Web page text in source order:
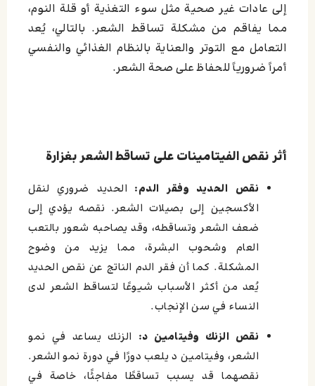
إلى عادات غير صحية مثل سوء التغذية أو قلة النوم،
مما يفاقم من مشكلة تساقط الشعر. بالتالي، يُعد
التعامل مع التوتر والعناية بالنظام الغذائي والنفسي
أمراً ضرورياً للحفاظ على صحة الشعر.
أثر نقص الفيتامينات على تساقط الشعر بغزارة
نقص الحديد وفقر الدم: الحديد ضروري لنقل
الأكسجين إلى بصيلات الشعر. نقصه يؤدي إلى
ضعف الشعر وتساقطه، وقد يصاحبه شعور بالتعب
العام وشحوب البشرة، مما يزيد من وضوح
المشكلة. كما أن فقر الدم الناتج عن نقص الحديد
يُعد من أكثر الأسباب شيوعًا لتساقط الشعر لدى
النساء في سن الإنجاب.
نقص الزنك وفيتامين د: الزنك يساعد في نمو
الشعر، وفيتامين د يلعب دورًا في دورة نمو الشعر.
نقصهما قد يسبب تساقطًا مفاجئًا، خاصة في